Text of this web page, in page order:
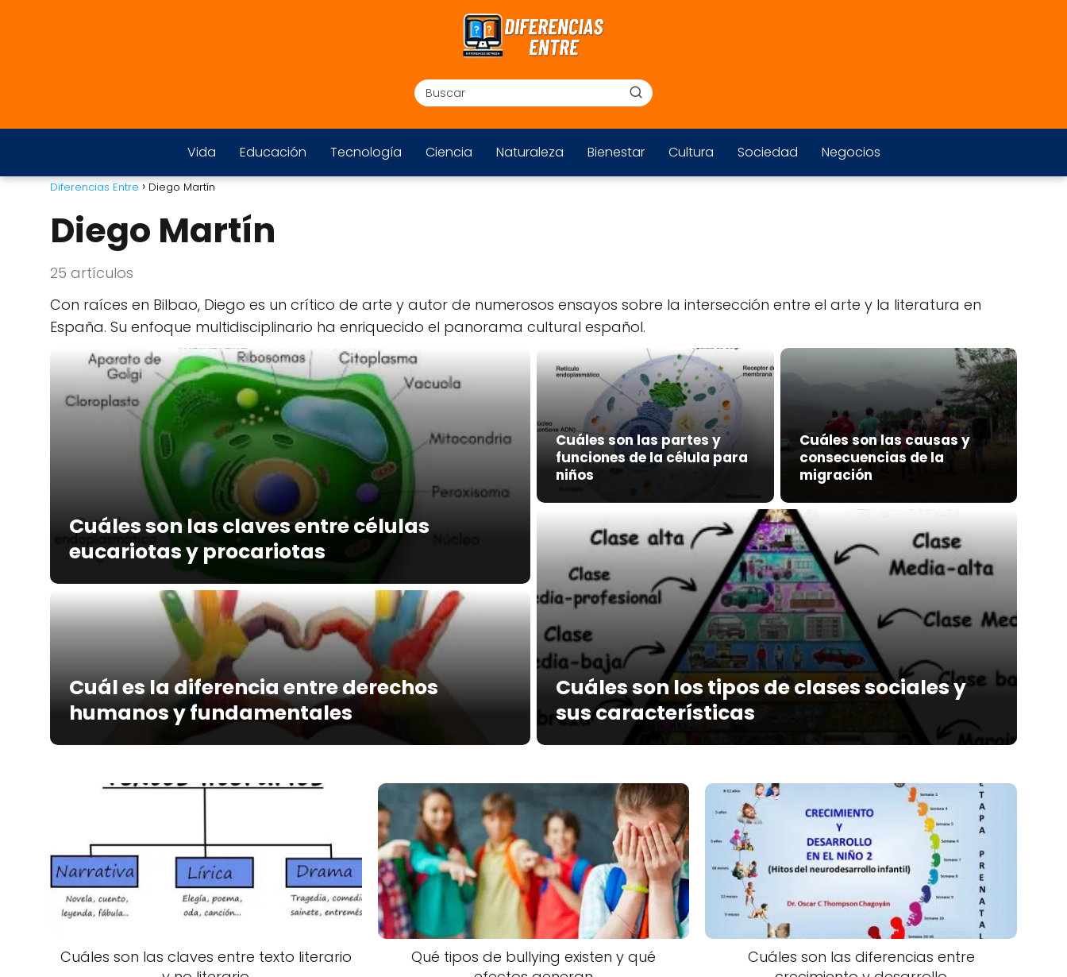
Vida Educación Tecnología Ciencia Naturaleza Bienestar Cultura Sociedad Negocios
Diferencias Entre Diego Martín
Diego Martín
25 artículos
Con raíces en Bilbao, Diego es un crítico de arte y autor de numerosos ensayos sobre la intersección entre el arte y la literatura en
España. Su enfoque multidisciplinario ha enriquecido el panorama cultural español.
Cuáles son las claves entre células
eucariotas y procariotas
Cuáles son las partes y
funciones de la célula para
niños
Cuál es la diferencia entre derechos
humanos y fundamentales
Cuáles son las causas y
consecuencias de la
migración
Cuáles son los tipos de clases sociales y
sus características
Cuáles son las claves entre texto literario
Qué tipos de bullying existen y qué
Cuáles son las diferencias entre